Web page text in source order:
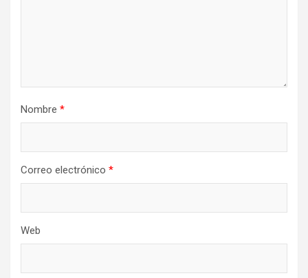
Nombre *
Correo electrónico *
Web